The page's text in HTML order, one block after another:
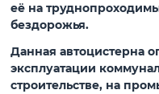
её на
бездорожья.
Данная автоцистерна
эксплуатации
строительстве, на